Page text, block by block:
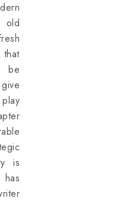
old
be
is